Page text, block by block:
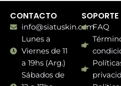
CONTACTO
info@siatuskin.com
Lunes a
Viernes de 11
a 19hs (Arg.)
Sábados de
SOPORTE
FAQ